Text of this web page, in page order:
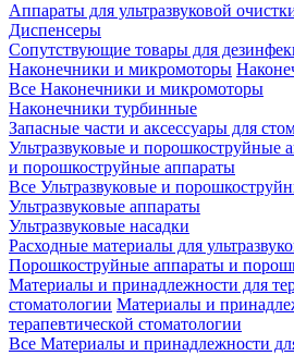
Аппараты для ультразвуковой
Диспенсеры
Сопутствующие товары для
Наконечники и микромоторы
Все Наконечники и микромоторы
Наконечники турбинные
Запасные части и аксессуары для
Ультразвуковые и порошкоструйные
и порошкоструйные аппараты
Все Ультразвуковые и
Ультразвуковые аппараты
Ультразвуковые насадки
Расходные материалы для
Порошкоструйные аппараты и
Материалы и принадлежности для
стоматологии Материалы и
терапевтической стоматологии
Все Материалы и принадлежности